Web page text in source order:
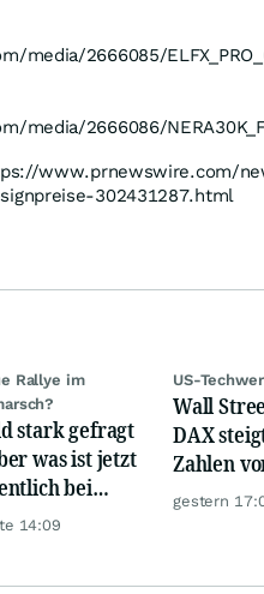
media/2666085/
media/2666086/
www.prnewswire.com/
302431287.html
Rallye im
stark gefragt
was ist jetzt
bei
möglich?
14:09
US-
Wall
DAX
Zahlen
Telekom,
gestern